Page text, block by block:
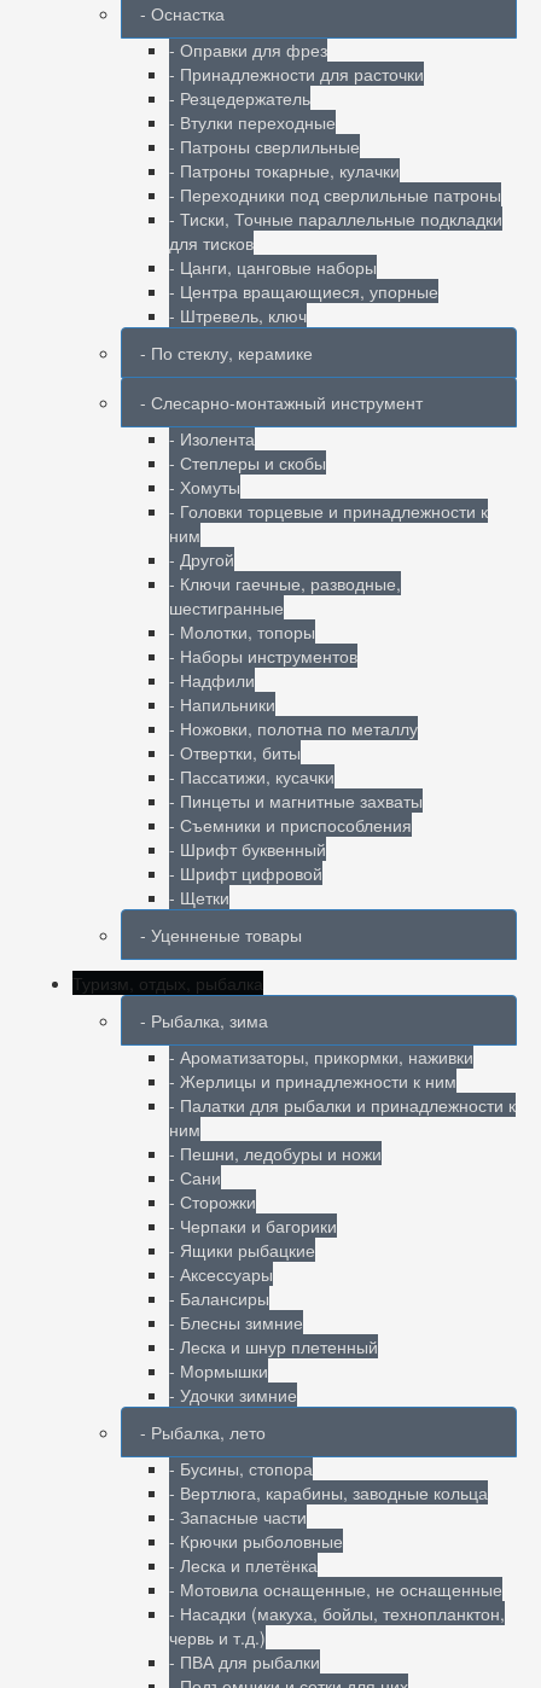
- Оснастка
- Оправки для фрез
- Принадлежности для расточки
- Резцедержатель
- Втулки переходные
- Патроны сверлильные
- Патроны токарные, кулачки
- Переходники под сверлильные патроны
- Тиски, Точные параллельные подкладки
для тисков
- Цанги, цанговые наборы
- Центра вращающиеся, упорные
- Штревель, ключ
- По стеклу, керамике
- Слесарно-монтажный инструмент
- Изолента
- Степлеры и скобы
- Хомуты
- Головки торцевые и принадлежности к
ним
- Другой
- Ключи гаечные, разводные,
шестигранные
- Молотки, топоры
- Наборы инструментов
- Надфили
- Напильники
- Ножовки, полотна по металлу
- Отвертки, биты
- Пассатижи, кусачки
- Пинцеты и магнитные захваты
- Съемники и приспособления
- Шрифт буквенный
- Шрифт цифровой
- Щетки
- Уценненые товары
Туризм, отдых, рыбалка
- Рыбалка, зима
- Ароматизаторы, прикормки, наживки
- Жерлицы и принадлежности к ним
- Палатки для рыбалки и принадлежности к
ним
- Пешни, ледобуры и ножи
- Сани
- Сторожки
- Черпаки и багорики
- Ящики рыбацкие
- Аксессуары
- Балансиры
- Блесны зимние
- Леска и шнур плетенный
- Мормышки
- Удочки зимние
- Рыбалка, лето
- Бусины, стопора
- Вертлюга, карабины, заводные кольца
- Запасные части
- Крючки рыболовные
- Леска и плетёнка
- Мотовила оснащенные, не оснащенные
- Насадки (макуха, бойлы, технопланктон,
червь и т.д.)
- ПВА для рыбалки